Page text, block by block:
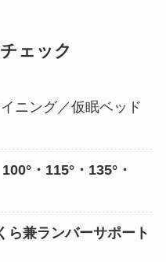
ェック
ニング／仮眠ベッド
100°・115°・135°・
ら兼ランバーサポート